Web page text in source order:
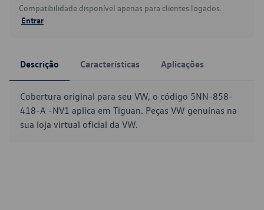
Compatibilidade disponível apenas para clientes logados.
Entrar
Descrição Características Aplicações
Cobertura original para seu VW, o código 5NN-858-
418-A -NV1 aplica em Tiguan. Peças VW genuínas na
sua loja virtual oficial da VW.